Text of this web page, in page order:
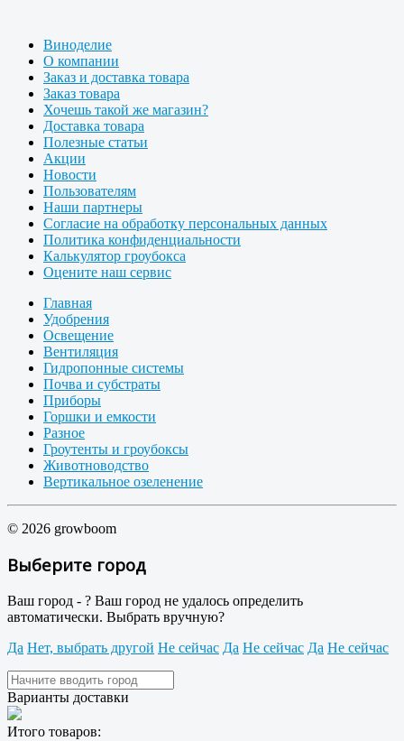
Виноделие
О компании
Заказ и доставка товара
Заказ товара
Хочешь такой же магазин?
Доставка товара
Полезные статьи
Акции
Новости
Пользователям
Наши партнеры
Согласие на обработку персональных данных
Политика конфиденциальности
Калькулятор гроубокса
Оцените наш сервис
Главная
Удобрения
Освещение
Вентиляция
Гидропонные системы
Почва и субстраты
Приборы
Горшки и емкости
Разное
Гроутенты и гроубоксы
Животноводство
Вертикальное озеленение
© 2026 growboom
Выберите город
Ваш город - ? Ваш город не удалось определить
автоматически. Выбрать вручную?
Да Нет, выбрать другой Не сейчас Да Не сейчас Да Не сейчас
Варианты доставки
Итого товаров: